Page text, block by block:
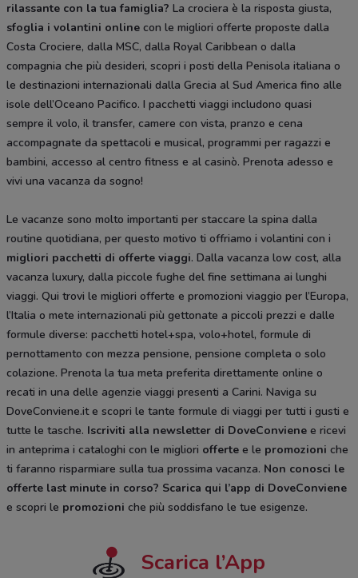
rilassante con la tua famiglia? La crociera è la risposta giusta,
sfoglia i volantini online con le migliori offerte proposte dalla
Costa Crociere, dalla MSC, dalla Royal Caribbean o dalla
compagnia che più desideri, scopri i posti della Penisola italiana o
le destinazioni internazionali dalla Grecia al Sud America fino alle
isole dell’Oceano Pacifico. I pacchetti viaggi includono quasi
sempre il volo, il transfer, camere con vista, pranzo e cena
accompagnate da spettacoli e musical, programmi per ragazzi e
bambini, accesso al centro fitness e al casinò. Prenota adesso e
vivi una vacanza da sogno!
Le vacanze sono molto importanti per staccare la spina dalla
routine quotidiana, per questo motivo ti offriamo i volantini con i
migliori pacchetti di offerte viaggi. Dalla vacanza low cost, alla
vacanza luxury, dalla piccole fughe del fine settimana ai lunghi
viaggi. Qui trovi le migliori offerte e promozioni viaggio per l’Europa,
l’Italia o mete internazionali più gettonate a piccoli prezzi e dalle
formule diverse: pacchetti hotel+spa, volo+hotel, formule di
pernottamento con mezza pensione, pensione completa o solo
colazione. Prenota la tua meta preferita direttamente online o
recati in una delle agenzie viaggi presenti a Carini. Naviga su
DoveConviene.it e scopri le tante formule di viaggi per tutti i gusti e
tutte le tasche. Iscriviti alla newsletter di DoveConviene e ricevi
in anteprima i cataloghi con le migliori offerte e le promozioni che
ti faranno risparmiare sulla tua prossima vacanza. Non conosci le
offerte last minute in corso? Scarica qui l’app di DoveConviene
e scopri le promozioni che più soddisfano le tue esigenze.
Scarica l’App